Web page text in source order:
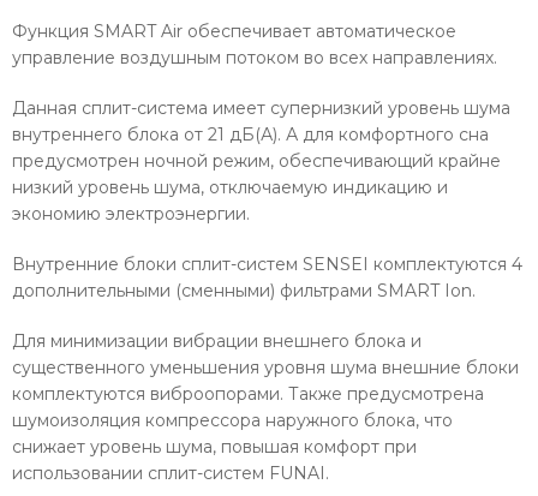
Функция SMART Air обеспечивает автоматическое
управление воздушным потоком во всех направлениях.
Данная сплит-система имеет супернизкий уровень шума
внутреннего блока от 21 дБ(А). А для комфортного сна
предусмотрен ночной режим, обеспечивающий крайне
низкий уровень шума, отключаемую индикацию и
экономию электроэнергии.
Внутренние блоки сплит-систем SENSEI комплектуются 4
дополнительными (сменными) фильтрами SMART Ion.
Для минимизации вибрации внешнего блока и
существенного уменьшения уровня шума внешние блоки
комплектуются виброопорами. Также предусмотрена
шумоизоляция компрессора наружного блока, что
снижает уровень шума, повышая комфорт при
использовании сплит-систем FUNAI.